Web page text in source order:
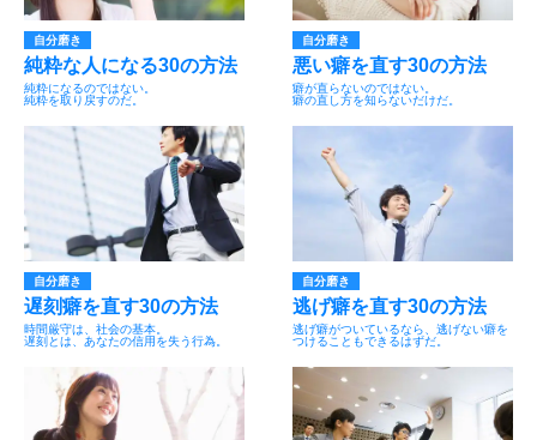
自分磨き
純粋な人になる30の方法
純粋になるのではない。
純粋を取り戻すのだ。
自分磨き
悪い癖を直す30の方法
癖が直らないのではない。
癖の直し方を知らないだけだ。
自分磨き
遅刻癖を直す30の方法
時間厳守は、社会の基本。
遅刻とは、あなたの信用を失う行為。
自分磨き
逃げ癖を直す30の方法
逃げ癖がついているなら、逃げない癖を
つけることもできるはずだ。